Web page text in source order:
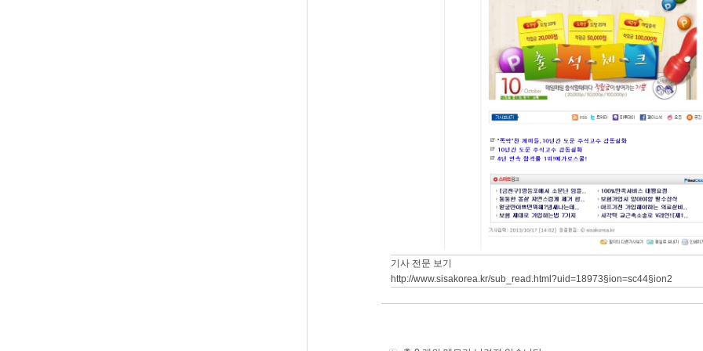
기사 전문 보기
http://www.sisakorea.kr/sub_read.html?uid=18973§ion=sc44§ion2